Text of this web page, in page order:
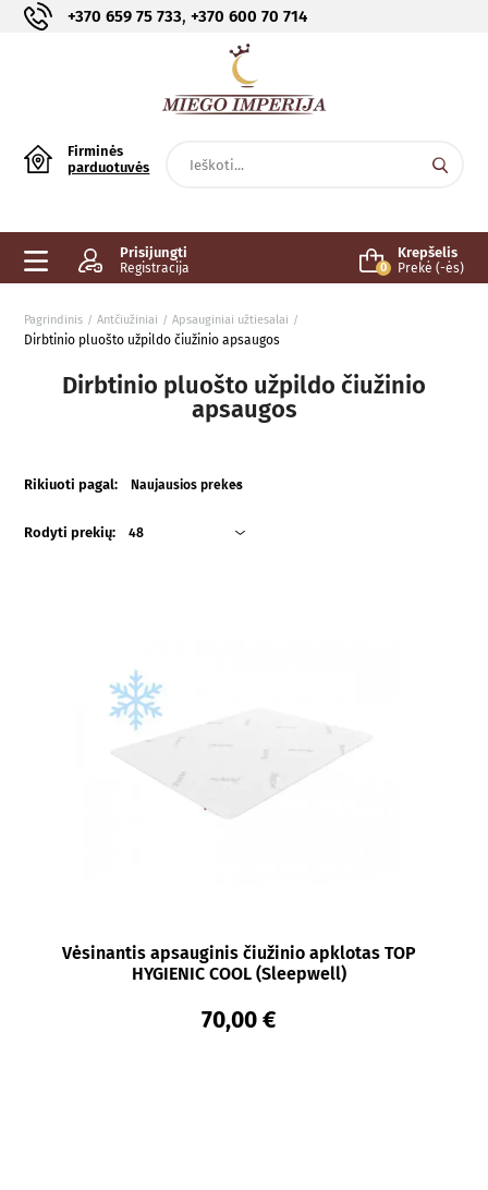
+370 659 75 733,+370 600 70 714
Firminės
parduotuvės
Prisijungti
Registracija 0
Krepšelis
Prekė (-ės)
Pagrindinis Antčiužiniai Apsauginiai užtiesalai
Dirbtinio pluošto užpildo čiužinio apsaugos
Dirbtinio pluošto užpildo čiužinio
apsaugos
Rikiuoti pagal: Naujausios prekes
Rodyti prekių: 48
Vėsinantis apsauginis čiužinio apklotas TOP
HYGIENIC COOL (Sleepwell)
70,00 €